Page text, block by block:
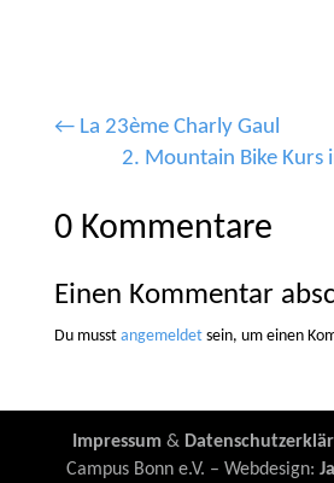
← La 23ème Charly Gaul
2. Mountain Bike Kurs
0 Kommentare
Einen Kommentar
Du musst angemeldetsein, um einen
Impressum&
Campus Bonn e.V. – Webdesign: